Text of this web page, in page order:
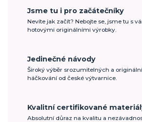
Jsme tu i pro začátečníky
Nevíte jak začít? Nebojte se, jsme tu s
hotovými originálními výrobky.
Jedinečné návody
Široký výběr srozumitelných a
háčkování od české výtvarnice.
Kvalitní certifikované
Absolutní důraz na kvalitu a